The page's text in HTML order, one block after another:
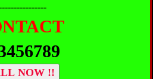
NOW !!